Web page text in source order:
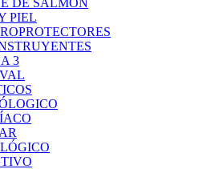
DE SALMON
PIEL
3